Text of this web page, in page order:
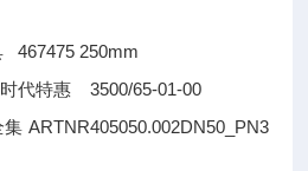
250mm
代特惠 3500/65-01-00
ARTNR405050.002DN50_PN3